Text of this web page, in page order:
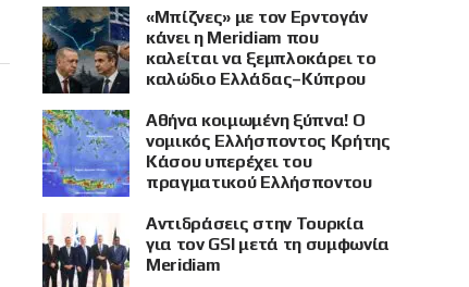
«Μπίζνες» με τον Ερντογάν
κάνει η Meridiam που
καλείται να ξεμπλοκάρει το
καλώδιο Ελλάδας–Κύπρου
Αθήνα κοιμωμένη ξύπνα! Ο
νομικός Ελλήσποντος Κρήτης
Κάσου υπερέχει του
πραγματικού Ελλήσποντου
Αντιδράσεις στην Τουρκία
για τον GSI μετά τη συμφωνία
Meridiam